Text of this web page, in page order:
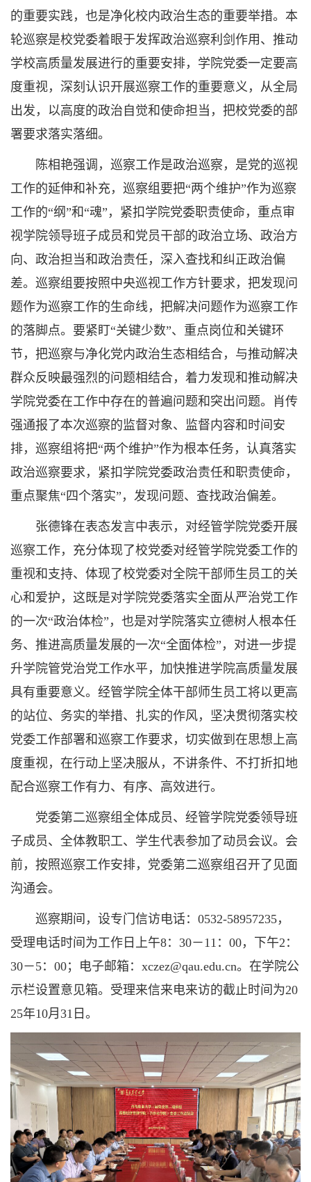
的重要实践，也是净化校内政治生态的重要举措。本
轮巡察是校党委着眼于发挥政治巡察利剑作用、推动
学校高质量发展进行的重要安排，学院党委一定要高
度重视，深刻认识开展巡察工作的重要意义，从全局
出发，以高度的政治自觉和使命担当，把校党委的部
署要求落实落细。
陈相艳强调，巡察工作是政治巡察，是党的巡视
工作的延伸和补充，巡察组要把“两个维护”作为巡察
工作的“纲”和“魂”，紧扣学院党委职责使命，重点审
视学院领导班子成员和党员干部的政治立场、政治方
向、政治担当和政治责任，深入查找和纠正政治偏
差。巡察组要按照中央巡视工作方针要求，把发现问
题作为巡察工作的生命线，把解决问题作为巡察工作
的落脚点。要紧盯“关键少数”、重点岗位和关键环
节，把巡察与净化党内政治生态相结合，与推动解决
群众反映最强烈的问题相结合，着力发现和推动解决
学院党委在工作中存在的普遍问题和突出问题。肖传
强通报了本次巡察的监督对象、监督内容和时间安
排，巡察组将把“两个维护”作为根本任务，认真落实
政治巡察要求，紧扣学院党委政治责任和职责使命，
重点聚焦“四个落实”，发现问题、查找政治偏差。
张德锋在表态发言中表示，对经管学院党委开展
巡察工作，充分体现了校党委对经管学院党委工作的
重视和支持、体现了校党委对全院干部师生员工的关
心和爱护，这既是对学院党委落实全面从严治党工作
的一次“政治体检”，也是对学院落实立德树人根本任
务、推进高质量发展的一次“全面体检”，对进一步提
升学院管党治党工作水平，加快推进学院高质量发展
具有重要意义。经管学院全体干部师生员工将以更高
的站位、务实的举措、扎实的作风，坚决贯彻落实校
党委工作部署和巡察工作要求，切实做到在思想上高
度重视，在行动上坚决服从，不讲条件、不打折扣地
配合巡察工作有力、有序、高效进行。
党委第二巡察组全体成员、经管学院党委领导班
子成员、全体教职工、学生代表参加了动员会议。会
前，按照巡察工作安排，党委第二巡察组召开了见面
沟通会。
巡察期间，设专门信访电话：0532-58957235，
受理电话时间为工作日上午8：30－11：00，下午2：
30－5：00；电子邮箱：xczez@qau.edu.cn。在学院公
示栏设置意见箱。受理来信来电来访的截止时间为20
25年10月31日。